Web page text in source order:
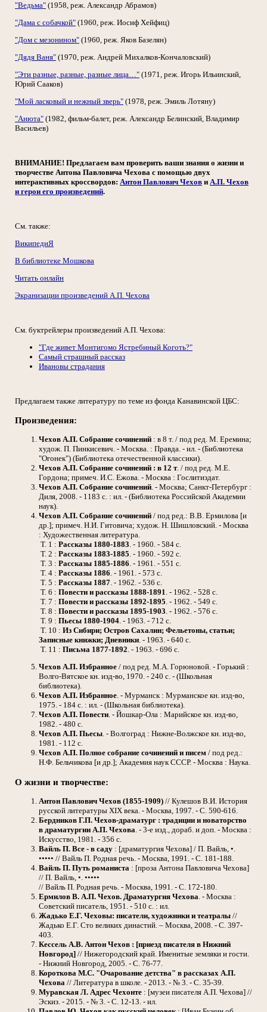
"Ведьма" (1958, реж. Александр Абрамов)
"Дама с собачкой" (1960, реж. Иосиф Хейфиц)
"Дом с мезонином" (1960, реж. Яков Базелян)
"Дядя Ваня" (1970, реж. Андрей Михалков-Кончаловский)
"Эти разные, разные, разные лица…" (1971, реж. Игорь Ильинский,
Юрий Сааков)
"Мой ласковый и нежный зверь" (1978, реж. Эмиль Лотяну)
"Анюта" (1982, фильм-балет, реж. Александр Белинский, Владимир
Васильев)
ВНИМАНИЕ! Предлагаем вам проверить ваши знания о жизни и
творчестве Антона Павловича Чехова с помощью двух
интерактивных кроссвордов: Антон Павлович Чехов и А.П. Чехов
и герои его произведений.
См. также:
ВикипедиЯ
В библиотеке Мошкова
Читать онлайн
Экранизации произведений А.П. Чехова
См. буктрейлеры произведений А.П. Чехова:
"Где живет Монтигомо Ястребиный Коготь?"
Самый страшный рассказ
Ивановы страдания
Предлагаем также литературу по теме из фонда Канавинской ЦБС:
Произведения:
Чехов А.П. Собрание сочинений : в 8 т. / под ред. М. Еремина;
худож. П. Пинкисевич. - Москва. : Правда. - ил. - (Библиотека
"Огонек") (Библиотека отечественной классики).
Чехов А.П. Собрание сочинений : в 12 т. / под ред. М.Е.
Гордона; примеч. И.С. Ежова. - Москва : Гослитиздат.
Чехов А.П. Собрание сочинений. - Москва; Санкт-Петербург :
Диля, 2008. - 1183 с. : ил. - (Библиотека Российской Академии
наук).
Чехов А.П. Собрание сочинений / под ред.: В.В. Ермилова [и
др.]; примеч. Н.И. Гитовича; худож. Н. Шишловский. - Москва
: Художественная литература.
Т. 1 : Рассказы 1880-1883. - 1960. - 584 с.
Т. 2 : Рассказы 1883-1885. - 1960. - 592 с.
Т. 3 : Рассказы 1885-1886. - 1961. - 551 с.
Т. 4 : Рассказы 1886. - 1961. - 573 с.
Т. 5 : Рассказы 1887. - 1962. - 536 с.
Т. 6 : Повести и рассказы 1888-1891. - 1962. - 528 с.
Т. 7 : Повести и рассказы 1892-1895. - 1962. - 549 с.
Т. 8 : Повести и рассказы 1895-1903. - 1962. - 576 с.
Т. 9 : Пьесы 1880-1904. - 1963. - 712 с.
Т. 10 : Из Сибири; Остров Сахалин; Фельетоны, статьи;
Записные книжки; Дневники. - 1963. - 640 с.
Т. 11 : Письма 1877-1892. - 1963. - 696 с.
Чехов А.П. Избранное / под ред. М.А. Горюновой. - Горький :
Волго-Вятское кн. изд-во, 1970. - 240 с. - (Школьная
библиотека).
Чехов А.П. Избранное. - Мурманск : Мурманское кн. изд-во,
1975. - 184 с. : ил. - (Школьная библиотека).
Чехов А.П. Повести. - Йошкар-Ола : Марийское кн. изд-во,
1982. - 480 с.
Чехов А.П. Пьесы. - Волгоград : Нижне-Волжское кн. изд-во,
1981. - 112 с.
Чехов А.П. Полное собрание сочинений и писем / под ред.:
Н.Ф. Бельчикова [и др.]; Академия наук СССР. - Москва : Наука.
О жизни и творчестве:
Антон Павлович Чехов (1855-1909) // Кулешов В.И. История
русской литературы XIX века. - Москва, 1997. - С. 590-616.
Бердников Г.П. Чехов-драматург : традиции и новаторство
в драматургии А.П. Чехова . - 3-е изд., дораб. и доп. - Москва :
Искусство, 1981. - 356 с.
Вайль П. Все - в саду : [драматургия Чехова] / П. Вайль, •.
••••• // Вайль П. Родная речь. - Москва, 1991. - С. 181-188.
Вайль П. Путь романиста : [проза Антона Павловича Чехова]
// П. Вайль, •. •••••
// Вайль П. Родная речь. - Москва, 1991. - С. 172-180.
Ермилов В. А.П. Чехов. Драматургия Чехова . - Москва :
Советский писатель, 1951. - 510 с. : ил.
Жадько Е.Г. Чеховы: писатели, художники и театралы //
Жадько Е.Г. Сто великих династий. – Москва, 2008. - С. 397-
403.
Кессель А.В. Антон Чехов : [приезд писателя в Нижний
Новгород] // Нижегородский край. Именитые земляки и гости.
- Нижний Новгород, 2005. - С. 76-77.
Короткова М.С. "Очарование детства" в рассказах А.П.
Чехова // Литература в школе. - 2013. - № 3. - С. 35-39.
Муравская Л. Адрес Чехонте : [музеи писателя А.П. Чехова] //
Эскиз. - 2015. - № 3. - С. 12-13. - ил.